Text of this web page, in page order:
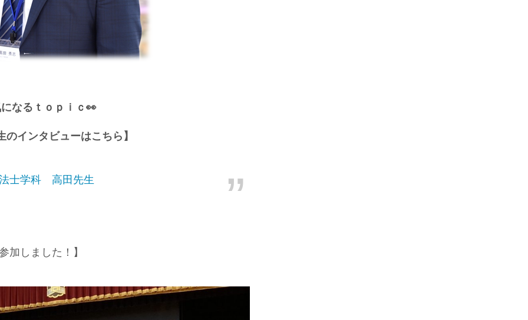
なるｔｏｐｉｃ👀
のインタビューはこちら】
士学科 高田先生
加しました！】